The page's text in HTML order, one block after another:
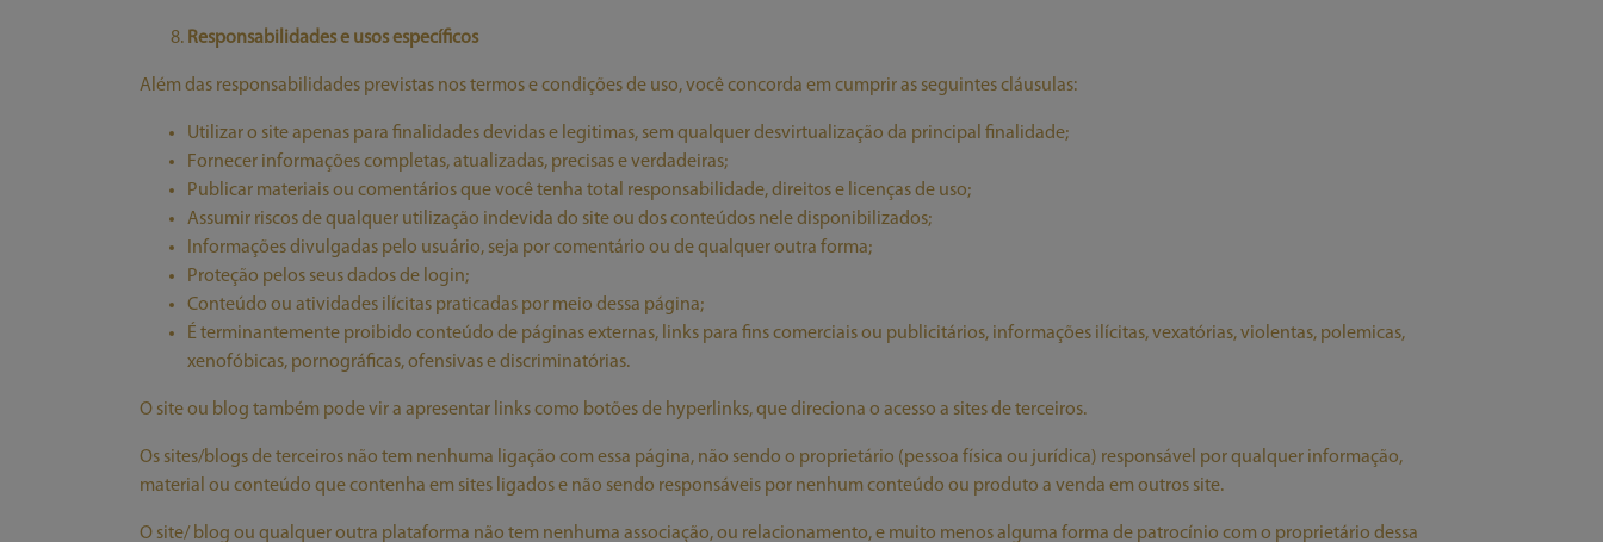
Responsabilidades e usos específicos
Além das responsabilidades previstas nos termos e condições de uso, você concorda em cumprir as seguintes cláusulas:
Utilizar o site apenas para finalidades devidas e legitimas, sem qualquer desvirtualização da principal finalidade;
Fornecer informações completas, atualizadas, precisas e verdadeiras;
Publicar materiais ou comentários que você tenha total responsabilidade, direitos e licenças de uso;
Assumir riscos de qualquer utilização indevida do site ou dos conteúdos nele disponibilizados;
Informações divulgadas pelo usuário, seja por comentário ou de qualquer outra forma;
Proteção pelos seus dados de login;
Conteúdo ou atividades ilícitas praticadas por meio dessa página;
É terminantemente proibido conteúdo de páginas externas, links para fins comerciais ou publicitários, informações ilícitas, vexatórias, violentas, polemicas,
xenofóbicas, pornográficas, ofensivas e discriminatórias.
O site ou blog também pode vir a apresentar links como botões de hyperlinks, que direciona o acesso a sites de terceiros.
Os sites/blogs de terceiros não tem nenhuma ligação com essa página, não sendo o proprietário (pessoa física ou jurídica) responsável por qualquer informação,
material ou conteúdo que contenha em sites ligados e não sendo responsáveis por nenhum conteúdo ou produto a venda em outros site.
O site/ blog ou qualquer outra plataforma não tem nenhuma associação, ou relacionamento, e muito menos alguma forma de patrocínio com o proprietário dessa